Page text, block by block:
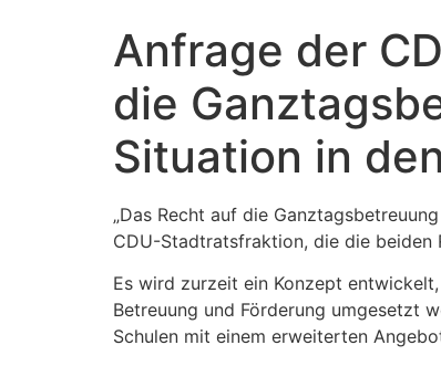
Anfrage der
die
Situation in
„Das Recht auf die
CDU-Stadtratsfraktion, die die beiden
Es wird zurzeit ein Konzept
Betreuung und Förderung umgesetzt
Schulen mit einem erweiterten